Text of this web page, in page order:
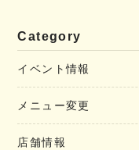
Category
イベント情報
メニュー変更
店舗情報